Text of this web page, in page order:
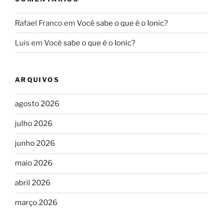
Rafael Francoem Você sabe o que é o Ionic?
Luis em Você sabe o que é o Ionic?
ARQUIVOS
agosto 2026
julho 2026
junho 2026
maio 2026
abril 2026
março 2026